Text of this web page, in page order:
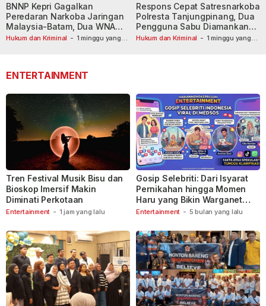
Hukum dan Kriminal - 1 minggu yang
BNNP Kepri Gagalkan
Peredaran Narkoba Jaringan
Malaysia-Batam, Dua WNA
Masih Diburu
Hukum dan Kriminal - 1 minggu yang
Respons Cepat Satresnarkoba
Polresta Tanjungpinang, Dua
Pengguna Sabu Diamankan
Usai Dilaporkan ke Call Center
ENTERTAINMENT
Entertainment - 1 jam yang lalu
Tren Festival Musik Bisu dan
Bioskop Imersif Makin
Diminati Perkotaan
Entertainment - 5 bulan yang lalu
Gosip Selebriti: Dari Isyarat
Pernikahan hingga Momen
Haru yang Bikin Warganet
Berspekulasi